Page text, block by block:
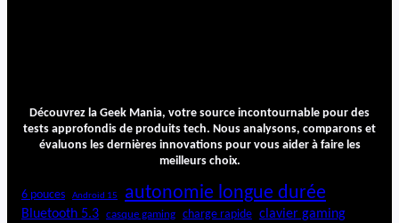
″
Découvrez la Geek Mania, votre source incontournable pour des
tests approfondis de produits tech. Nous analysons, comparons et
évaluons les dernières innovations pour vous aider à faire les
meilleurs choix.
6 pouces Android 15 autonomie longue durée
Bluetooth 5.3 casque gaming charge rapide clavier gaming